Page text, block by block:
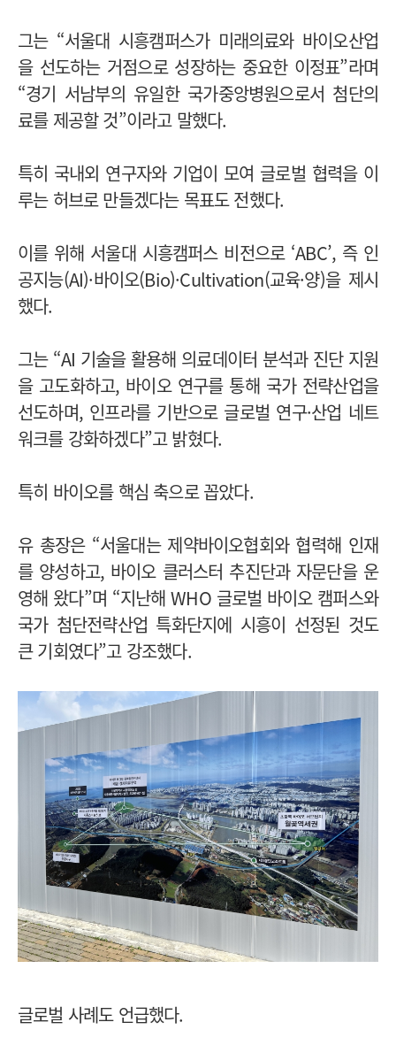
그는 “서울대 시흥캠퍼스가 미래의료와 바이오산업
을 선도하는 거점으로 성장하는 중요한 이정표”라며
“경기 서남부의 유일한 국가중앙병원으로서 첨단의
료를 제공할 것”이라고 말했다.
특히 국내외 연구자와 기업이 모여 글로벌 협력을 이
루는 허브로 만들겠다는 목표도 전했다.
이를 위해 서울대 시흥캠퍼스 비전으로 ‘ABC’, 즉 인
공지능(AI)·바이오(Bio)·Cultivation(교육·양)을 제시
했다.
그는 “AI 기술을 활용해 의료데이터 분석과 진단 지원
을 고도화하고, 바이오 연구를 통해 국가 전략산업을
선도하며, 인프라를 기반으로 글로벌 연구·산업 네트
워크를 강화하겠다”고 밝혔다.
특히 바이오를 핵심 축으로 꼽았다.
유 총장은 “서울대는 제약바이오협회와 협력해 인재
를 양성하고, 바이오 클러스터 추진단과 자문단을 운
영해 왔다”며 “지난해 WHO 글로벌 바이오 캠퍼스와
국가 첨단전략산업 특화단지에 시흥이 선정된 것도
큰 기회였다”고 강조했다.
글로벌 사례도 언급했다.